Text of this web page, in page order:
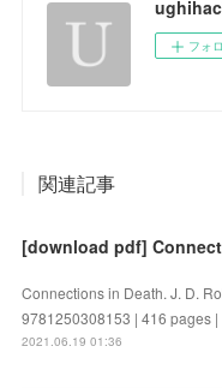
フォ
関連記事
[download pdf]
Connections in Death. J. D.
9781250308153 | 416 pages
2021.06.19 01:36